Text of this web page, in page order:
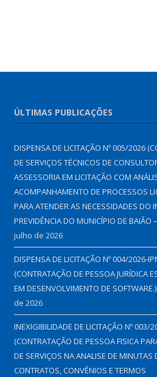
ÚLTIMAS PUBLICAÇÕES
DISPENSA DE LICITAÇÃO Nº 005/2026
DE SERVIÇOS TÉCNICOS DE
ASSESSORIA EM LICITAÇÃO COM
ACOMPANHAMENTO DE PROCESSOS
PARA ATENDER AS NECESSIDADES DO
PREVIDÊNCIA DO MUNICÍPIO DE BAIÃO
julho de 2026
DISPENSA DE LICITAÇÃO Nº 004/2026-
(CONTRATAÇÃO DE PESSOA JURÍDICA
EM DESENVOLVIMENTO DE SOFTWARE.)
de 2026
INEXIGIBILIDADE DE LICITAÇÃO Nº 003/
(CONTRATAÇÃO DE PESSOA FISICA
DE SERVIÇOS NA ANALISE DE MINUTAS
CONTRATOS, CONVÊNIOS E TERMOS